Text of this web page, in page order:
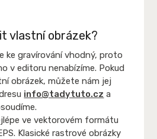
vlastní obrázek?
ke gravírování vhodný, proto
v editoru nenabízíme. Pokud
obrázek, můžete nám jej
info@tadytuto.cz a
ve vektorovém formátu
Klasické rastrové obrázky